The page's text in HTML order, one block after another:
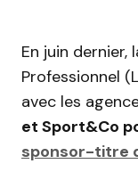
En juin dernier,
Professionnel
avec les
et Sport&Co
sponsor-titre